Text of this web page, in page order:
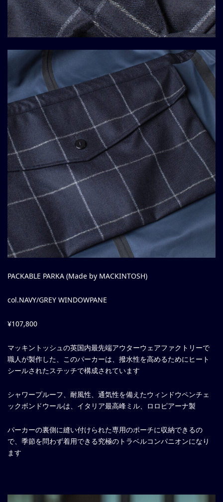
PACKABLE PARKA (Made by MACKINTOSH)
col.NAVY/GREY WINDOWPANE
¥107,800
マッキントッシュの英国内最先端アウターウェアファクトリーで
職人が製作した、このパーカーは、撥水性を高めるためにヒート
シールされたステッチで構成されています
シャワープルーフ、耐風性、通気性を備えたウィンドウペンチェ
ックボンドウールは、イタリア最高峰ミル、ロロピアーナ製
パーカーの裏側に縫い付けられた専用のポーチに収納できるの
で、季節を問わず着用できる究極のトラベルコンパニオンになり
ます